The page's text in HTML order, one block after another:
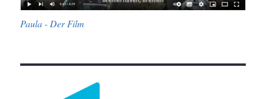
Paula - Der Film